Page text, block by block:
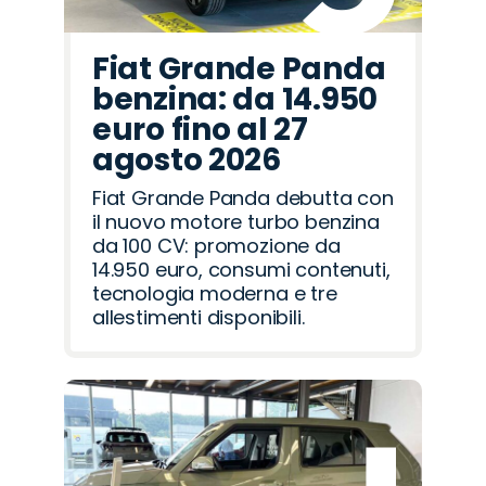
Fiat Grande Panda
benzina: da 14.950
euro fino al 27
agosto 2026
Fiat Grande Panda debutta con
il nuovo motore turbo benzina
da 100 CV: promozione da
14.950 euro, consumi contenuti,
tecnologia moderna e tre
allestimenti disponibili.